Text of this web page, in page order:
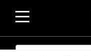
SEARCH